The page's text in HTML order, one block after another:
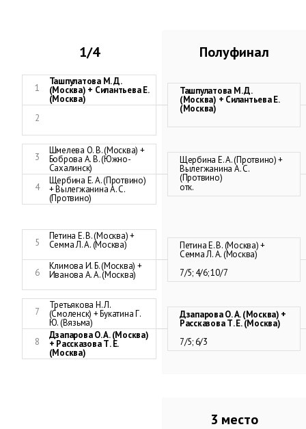
1/4
1
Ташпулатова М. Д.
(Москва) + Силантьева Е.
(Москва)
2
3
Шмелева О. В. (Москва) +
Боброва А. В. (Южно-
Сахалинск)
4
Щербина Е. А. (Протвино)
+ Вылегжанина А. С.
(Протвино)
5
Петина Е. В. (Москва) +
Семма Л. А. (Москва)
6
Климова И. Б. (Москва) +
Иванова А. А. (Москва)
7
Третьякова Н. Л.
(Смоленск) + Букатина Г.
Ю. (Вязьма)
8
Дзапарова О. А. (Москва)
+ Рассказова Т. Е.
(Москва)
Полуфинал
Ташпулатова М. Д.
(Москва) + Силантьева Е.
(Москва)
Щербина Е. А. (Протвино) +
Вылегжанина А. С.
(Протвино)
отк.
Петина Е. В. (Москва) +
Семма Л. А. (Москва)
7/5; 4/6; 10/7
Дзапарова О. А. (Москва) +
Рассказова Т. Е. (Москва)
7/5; 6/3
3 место